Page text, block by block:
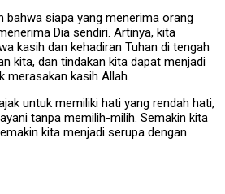
bahwa siapa yang menerima orang
Dia sendiri. Artinya, kita
kasih dan kehadiran Tuhan di tengah
kita, dan tindakan kita dapat menjadi
merasakan kasih Allah.
untuk memiliki hati yang rendah hati,
tanpa memilih-milih. Semakin kita
kita menjadi serupa dengan